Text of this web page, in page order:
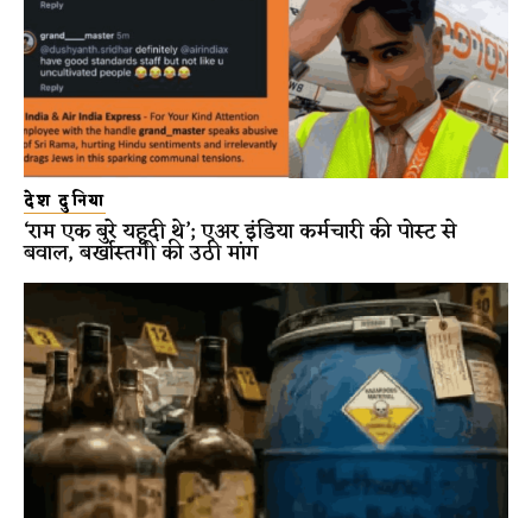
देश दुनिया
‘राम एक बुरे यहूदी थे’; एअर इंडिया कर्मचारी की पोस्ट से
बवाल, बर्खास्तगी की उठी मांग